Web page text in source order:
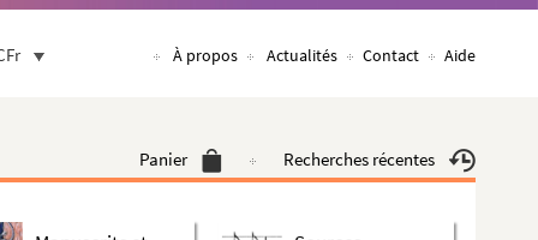
À propos Actualités Contact Aide
Panier Recherches récentes